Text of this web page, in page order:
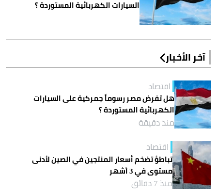
السيارات الكهربائية المستوردة ؟
آخر الأخبار
اقتصاد
هل تفرض مصر رسوماً جمركية على السيارات
الكهربائية المستوردة ؟
منذ دقيقة
اقتصاد
تباطؤ تضخم أسعار المنتجين في الصين لأدنى
مستوى في 3 أشهر
منذ 7 دقائق